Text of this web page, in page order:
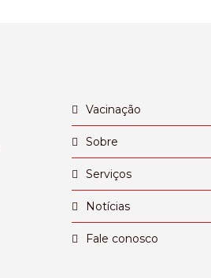
Vacinação
Sobre
Serviços
Notícias
Fale conosco